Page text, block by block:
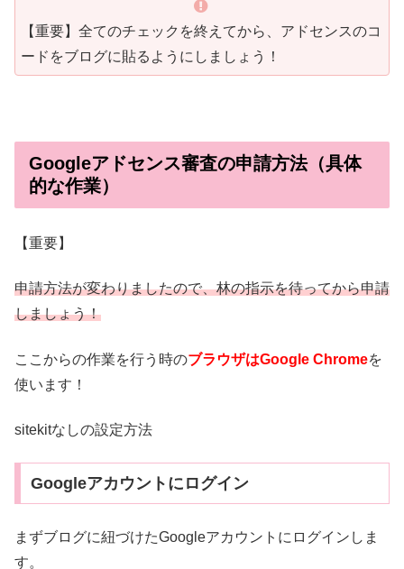
【重要】全てのチェックを終えてから、アドセンスのコ
ードをブログに貼るようにしましょう！
Googleアドセンス審査の申請方法（具体
的な作業）
【重要】
申請方法が変わりましたので、林の指示を待ってから申請
しましょう！
ここからの作業を行う時のブラウザはGoogle Chromeを
使います！
sitekitなしの設定方法
Googleアカウントにログイン
まずブログに紐づけたGoogleアカウントにログインしま
す。